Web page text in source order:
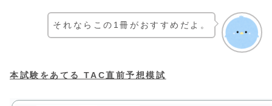
それならこの1冊がおすすめだよ。
本試験をあてる TAC直前予想模試